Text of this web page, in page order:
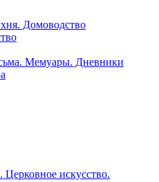
Домоводство
Мемуары. Дневники
Церковное искусство.